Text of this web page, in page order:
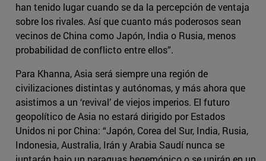
han tenido lugar cuando se da la percepción de ventaja
sobre los rivales. Así que cuanto más poderosos sean
vecinos de China como Japón, India o Rusia, menos
probabilidad de conflicto entre ellos”.
Para Khanna, Asia será siempre una región de
civilizaciones distintas y autónomas, y más ahora que
asistimos a un ‘revival’ de viejos imperios. El futuro
geopolítico de Asia no estará dirigido por Estados
Unidos ni por China: “Japón, Corea del Sur, India, Rusia,
Indonesia, Australia, Irán y Arabia Saudí nunca se